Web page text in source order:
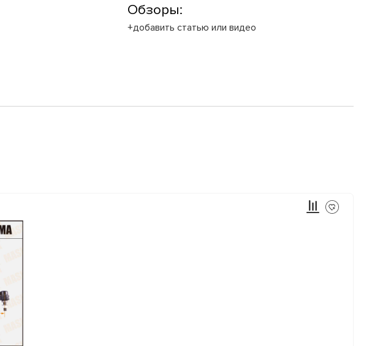
Обзоры:
+добавить статью или видео